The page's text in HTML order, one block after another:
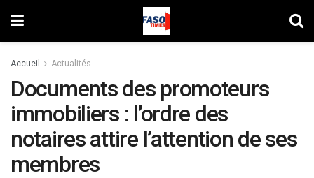
Accueil Actualités
Documents des promoteurs
immobiliers : l’ordre des
notaires attire l’attention de ses
membres